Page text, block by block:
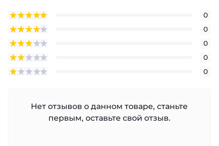
0
0
0
0
0
Нет отзывов о данном товаре, станьте
первым, оставьте свой отзыв.